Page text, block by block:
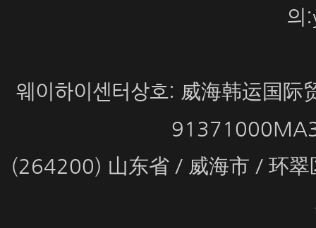
의
웨이하이센터상호: 威海韩运国
(264200) 山东省 / 威海市 / 环